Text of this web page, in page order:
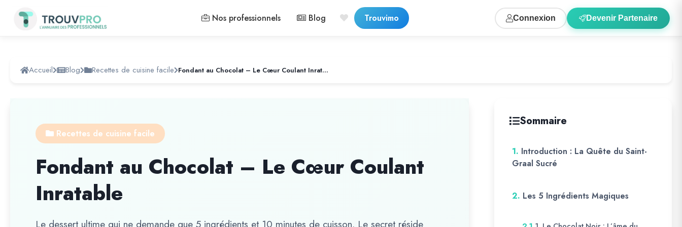
Nos professionnels Blog Trouvimo Connexion Devenir Partenaire
Accueil Blog Recettes de cuisine facile Fondant au Chocolat – Le Cœur Coulant Inratable
Recettes de cuisine facile
Fondant au Chocolat – Le Cœur Coulant
Inratable
Le dessert ultime qui ne demande que 5 ingrédients et 10 minutes de cuisson. Le secret réside
Sommaire
1. Introduction : La Quête du Saint-
Graal Sucré
2. Les 5 Ingrédients Magiques